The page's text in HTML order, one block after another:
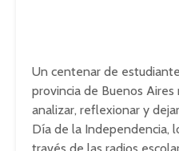
Un centenar de
provincia de Buenos
analizar, reflexionar y
Día de la Independencia,